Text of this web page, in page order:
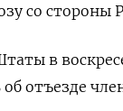
со стороны
в
отъезде